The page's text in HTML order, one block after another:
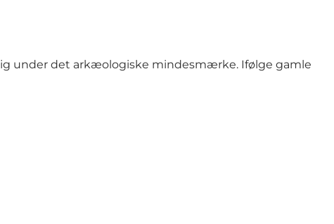
under det arkæologiske mindesmærke. Ifølge gamle